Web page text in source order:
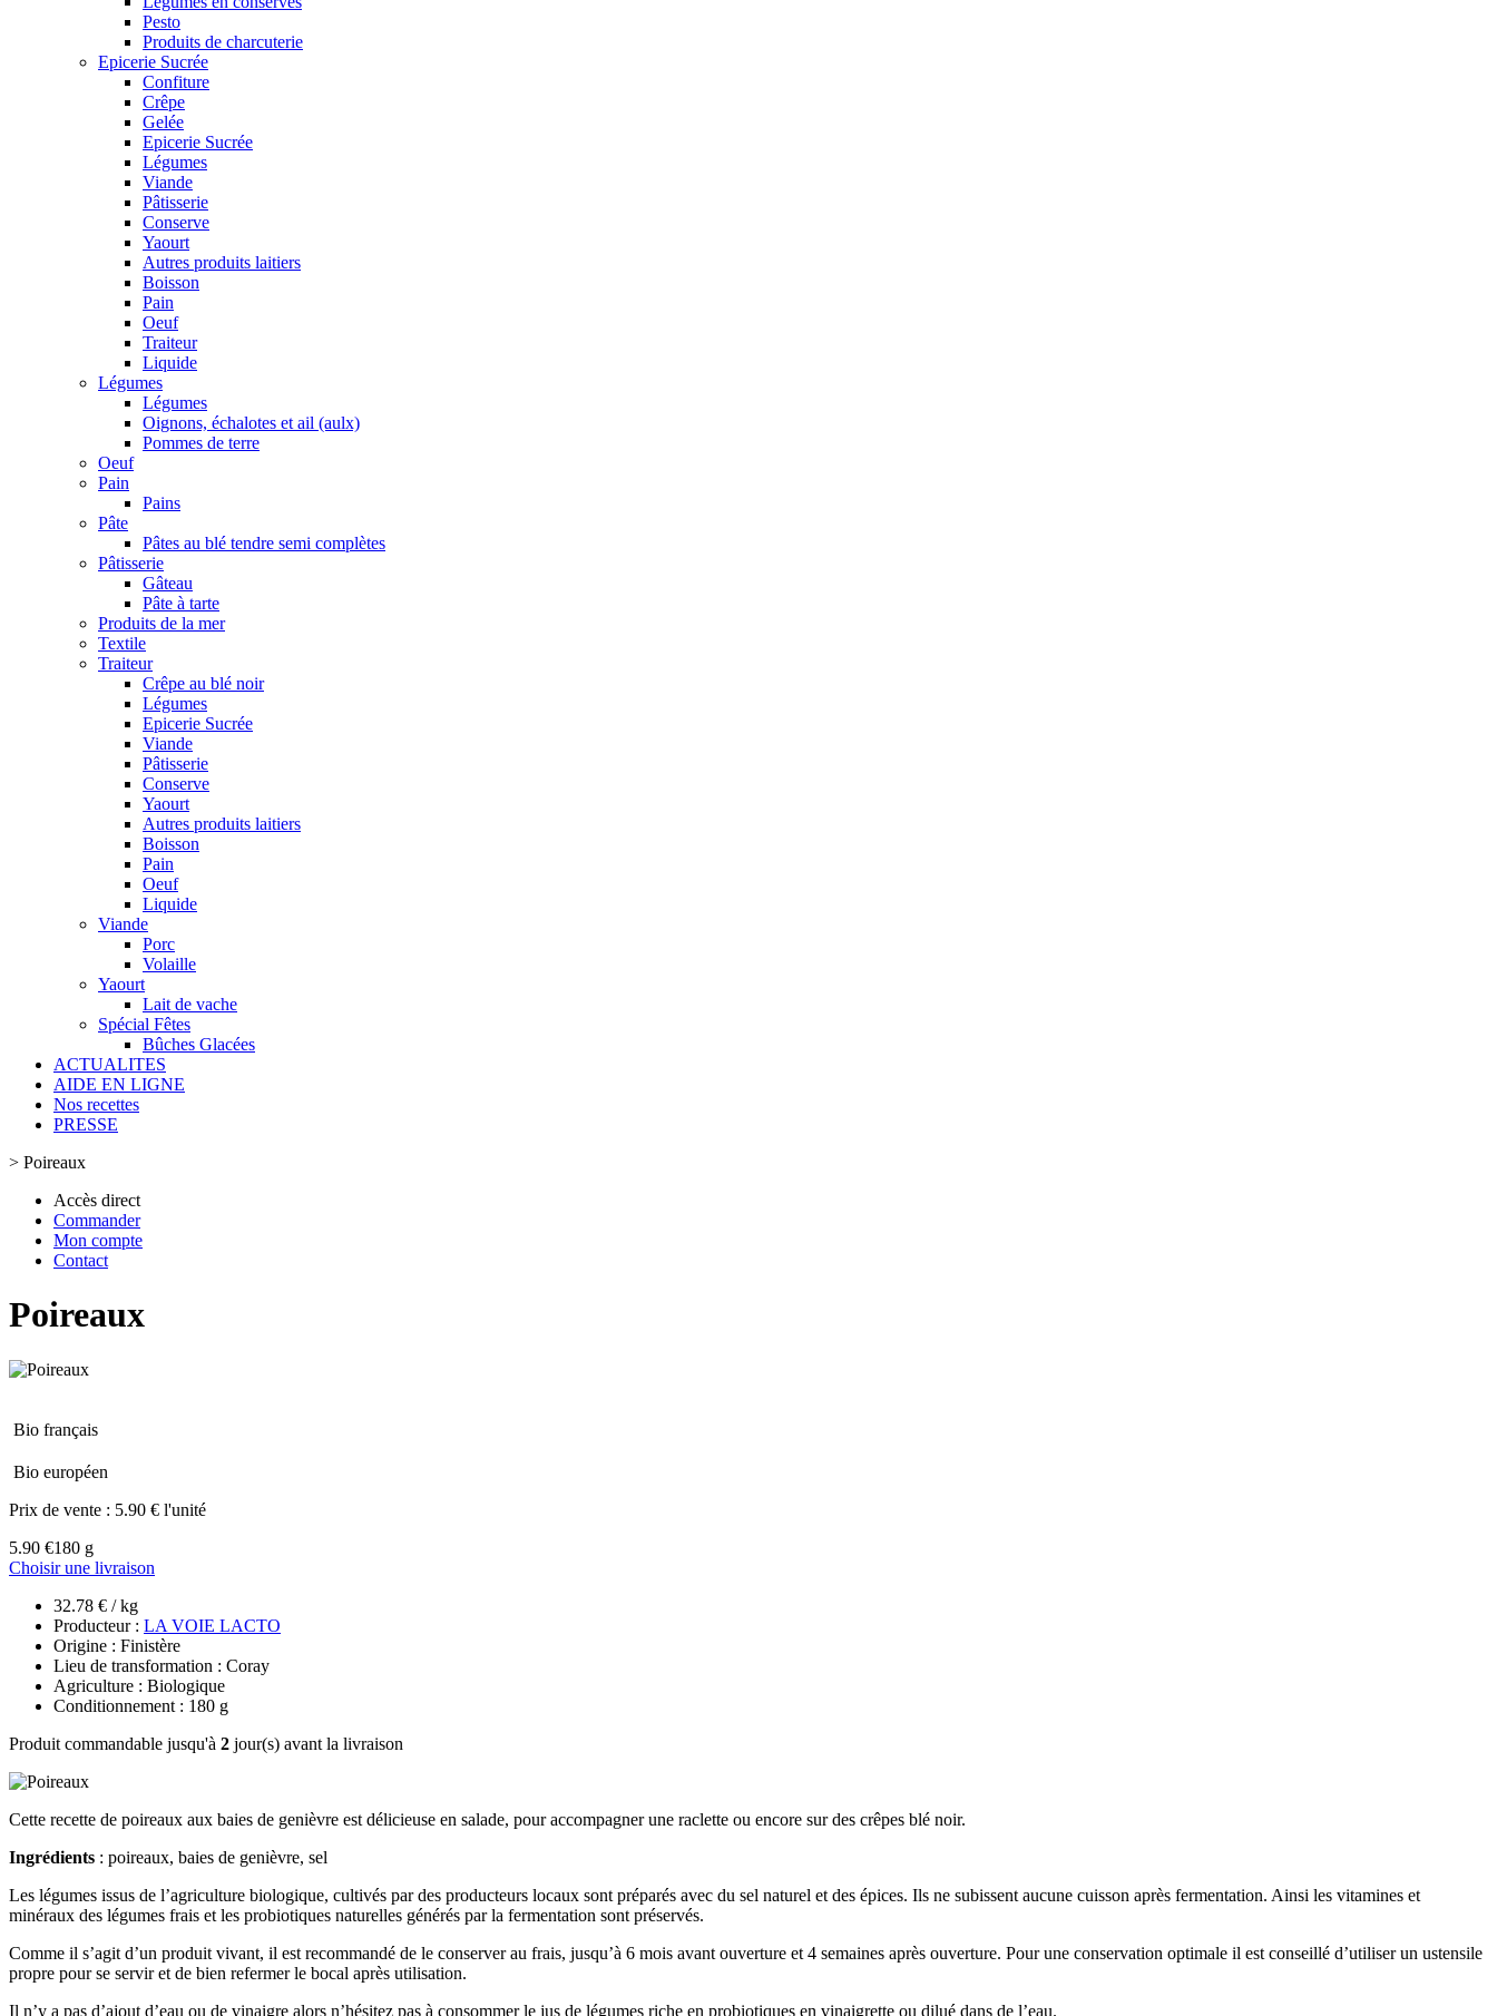
Pesto
Produits de charcuterie
Epicerie Sucrée
Confiture
Crêpe
Gelée
Epicerie Sucrée
Légumes
Viande
Pâtisserie
Conserve
Yaourt
Autres produits laitiers
Boisson
Pain
Oeuf
Traiteur
Liquide
Légumes
Légumes
Oignons, échalotes et ail (aulx)
Pommes de terre
Oeuf
Pain
Pains
Pâte
Pâtes au blé tendre semi complètes
Pâtisserie
Gâteau
Pâte à tarte
Produits de la mer
Textile
Traiteur
Crêpe au blé noir
Légumes
Epicerie Sucrée
Viande
Pâtisserie
Conserve
Yaourt
Autres produits laitiers
Boisson
Pain
Oeuf
Liquide
Viande
Porc
Volaille
Yaourt
Lait de vache
Spécial Fêtes
Bûches Glacées
ACTUALITES
AIDE EN LIGNE
Nos recettes
PRESSE
> Poireaux
Accès direct
Commander
Mon compte
Contact
Poireaux
Bio français
Bio européen
Prix de vente : 5.90 € l'unité
5.90 €180 g
Choisir une livraison
32.78 € / kg
Producteur : LA VOIE LACTO
Origine : Finistère
Lieu de transformation : Coray
Agriculture : Biologique
Conditionnement : 180 g
Produit commandable jusqu'à 2 jour(s) avant la livraison
Cette recette de poireaux aux baies de genièvre est délicieuse en salade, pour accompagner une raclette ou encore sur des crêpes blé noir.
Ingrédients : poireaux, baies de genièvre, sel
Les légumes issus de l’agriculture biologique, cultivés par des producteurs locaux sont préparés avec du sel naturel et des épices. Ils ne subissent aucune cuisson après fermentation. Ainsi les vitamines et
minéraux des légumes frais et les probiotiques naturelles générés par la fermentation sont préservés.
Comme il s’agit d’un produit vivant, il est recommandé de le conserver au frais, jusqu’à 6 mois avant ouverture et 4 semaines après ouverture. Pour une conservation optimale il est conseillé d’utiliser un ustensile
propre pour se servir et de bien refermer le bocal après utilisation.
Il n’y a pas d’ajout d’eau ou de vinaigre alors n’hésitez pas à consommer le jus de légumes riche en probiotiques en vinaigrette ou dilué dans de l’eau.